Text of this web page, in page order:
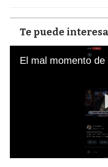
Te puede